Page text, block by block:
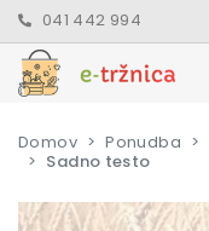
041 442 994
Domov Ponudba
Sadno testo